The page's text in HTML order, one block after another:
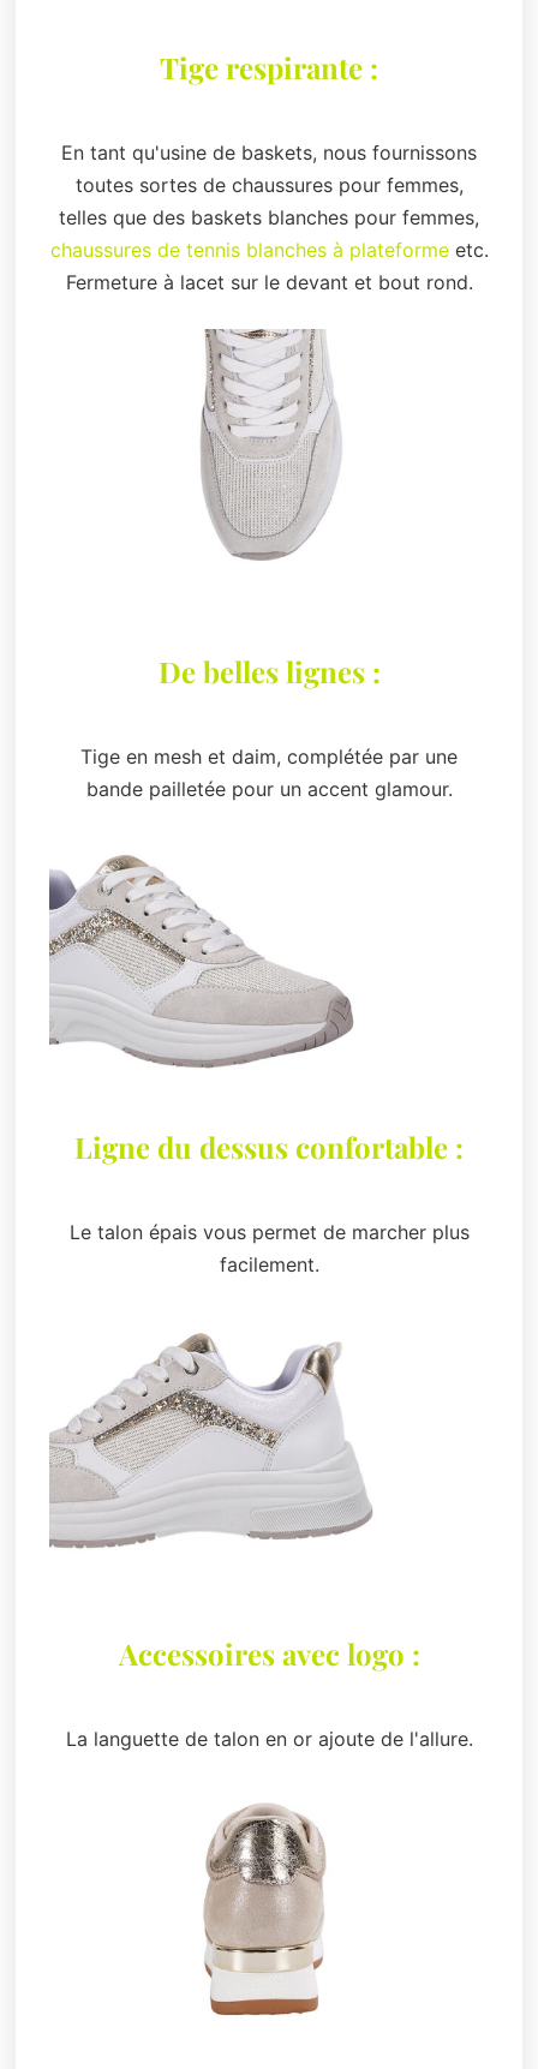
Tige respirante :
En tant qu'usine de baskets, nous fournissons
toutes sortes de chaussures pour femmes,
telles que des baskets blanches pour femmes,
chaussures de tennis blanches à plateformeetc.
Fermeture à lacet sur le devant et bout rond.
De belles lignes :
Tige en mesh et daim, complétée par une
bande pailletée pour un accent glamour.
Ligne du dessus confortable :
Le talon épais vous permet de marcher plus
facilement.
Accessoires avec logo :
La languette de talon en or ajoute de l'allure.